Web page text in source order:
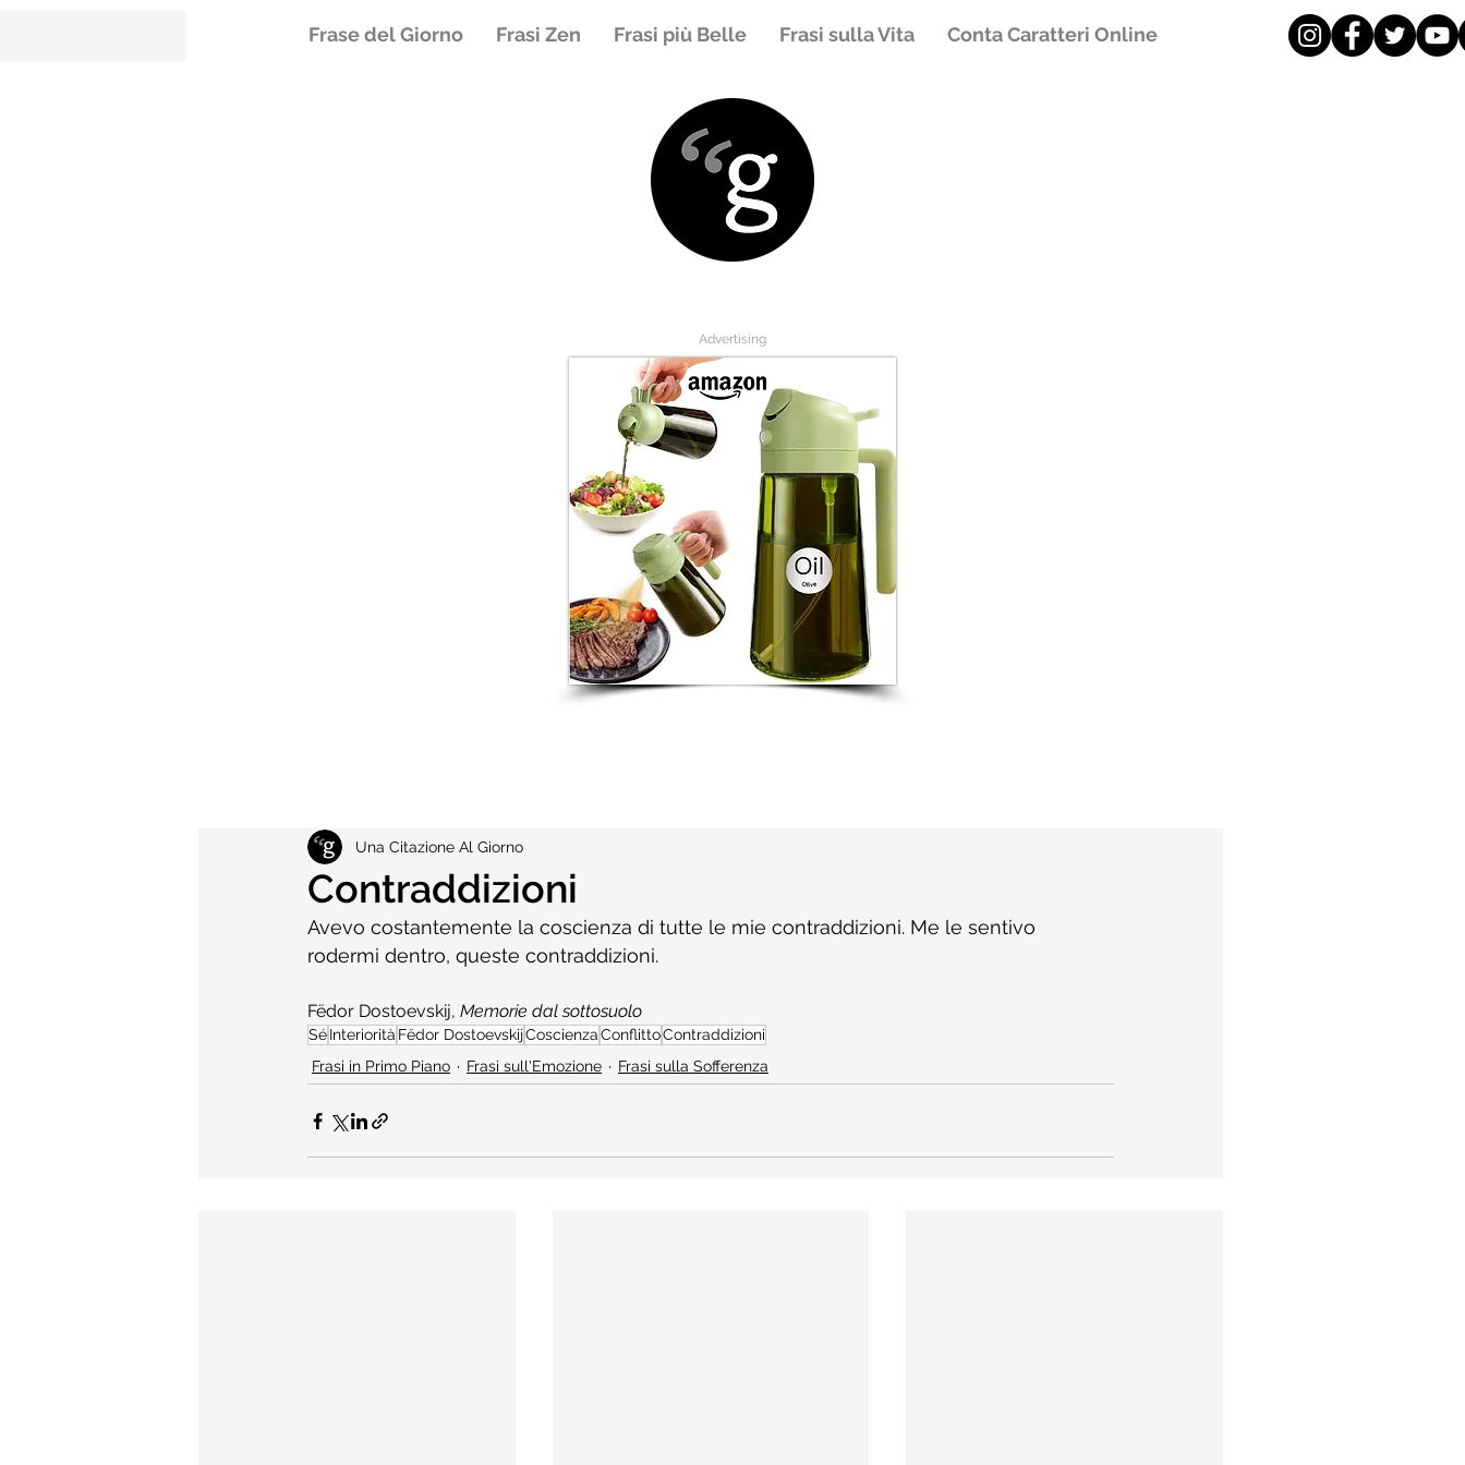
Frase del Giorno Frasi Zen Frasi più Belle Frasi sulla Vita Conta Caratteri Online
Contraddizioni
Una Citazione Al Giorno
Avevo costantemente la coscienza di tutte le mie contraddizioni. Me le sentivo
rodermi dentro, queste contraddizioni.
Fëdor Dostoevskij, Memorie dal sottosuolo
SéInteriorità Fëdor DostoevskijCoscienzaConflittoContraddizioni
Frasi in Primo Piano
Frasi sull'Emozione Frasi sulla Sofferenza
Advertising